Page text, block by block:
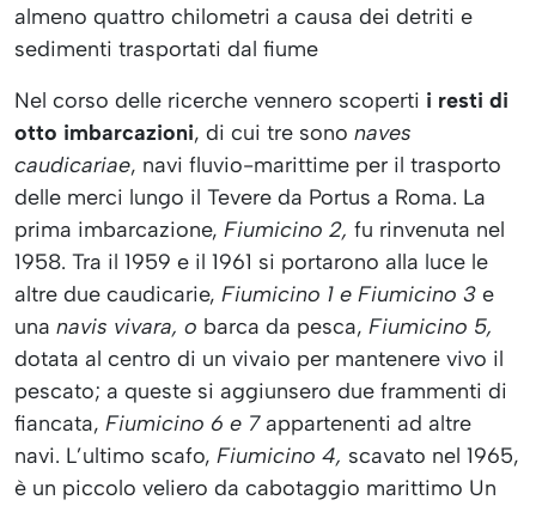
almeno quattro chilometri a causa dei detriti e
sedimenti trasportati dal fiume
Nel corso delle ricerche vennero scoperti i resti di
otto imbarcazioni, di cui tre sono naves
caudicariae, navi fluvio-marittime per il trasporto
delle merci lungo il Tevere da Portus a Roma. La
prima imbarcazione, Fiumicino 2, fu rinvenuta nel
1958. Tra il 1959 e il 1961 si portarono alla luce le
altre due caudicarie, Fiumicino 1 e Fiumicino 3 e
una navis vivara, o barca da pesca, Fiumicino 5,
dotata al centro di un vivaio per mantenere vivo il
pescato; a queste si aggiunsero due frammenti di
fiancata, Fiumicino 6 e 7appartenenti ad altre
navi. L’ultimo scafo, Fiumicino 4, scavato nel 1965,
è un piccolo veliero da cabotaggio marittimo Un